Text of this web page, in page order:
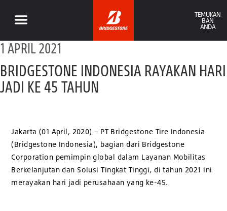
TEMUKAN
BAN
ANDA
1 APRIL 2021
BRIDGESTONE INDONESIA RAYAKAN HARI
JADI KE 45 TAHUN
Jakarta (01 April, 2020) – PT Bridgestone Tire Indonesia
(Bridgestone Indonesia), bagian dari Bridgestone
Corporation pemimpin global dalam Layanan Mobilitas
Berkelanjutan dan Solusi Tingkat Tinggi, di tahun 2021 ini
merayakan hari jadi perusahaan yang ke-45.